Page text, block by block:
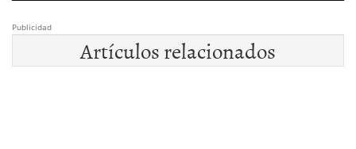
Publicidad
Artículos relacionados